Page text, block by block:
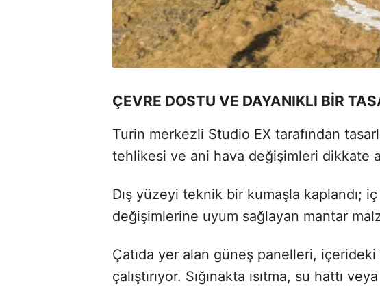
ÇEVRE DOSTU VE DAYANIKLI BİR
Turin merkezli Studio EX tarafından
tehlikesi ve ani hava değişimleri dikkate
Dış yüzeyi teknik bir kumaşla kaplandı; iç
değişimlerine uyum sağlayan mantar
Çatıda yer alan güneş panelleri, içerideki
çalıştırıyor. Sığınakta ısıtma, su hattı